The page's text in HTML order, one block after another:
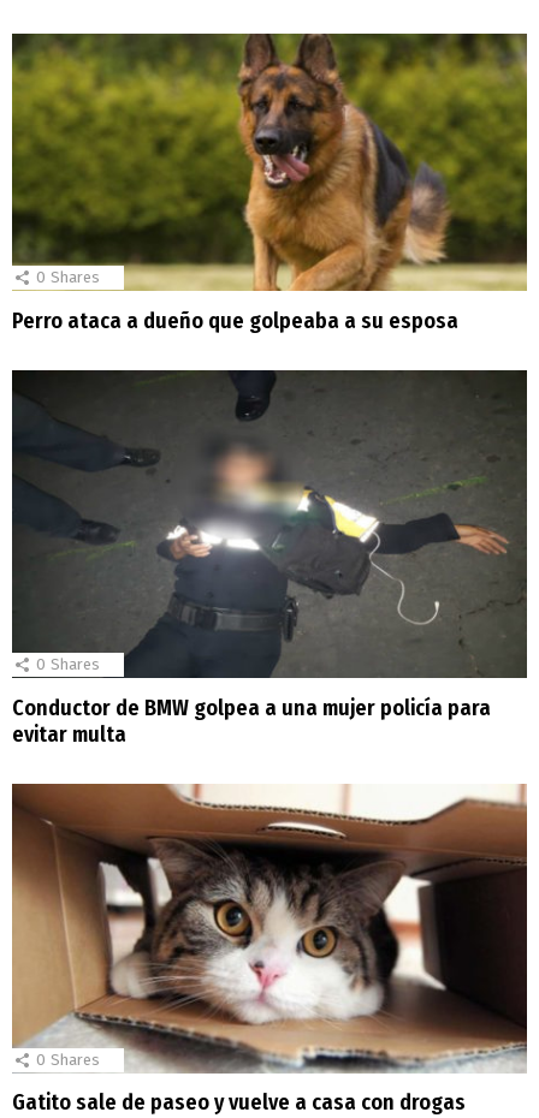
0 Shares
Perro ataca a dueño que golpeaba a su esposa
0 Shares
Conductor de BMW golpea a una mujer policía para
evitar multa
0 Shares
Gatito sale de paseo y vuelve a casa con drogas